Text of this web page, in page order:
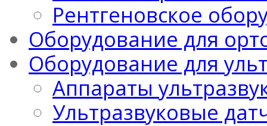
Рентгеновское
Оборудование для
Оборудование для
Аппараты
Ультразвуковые